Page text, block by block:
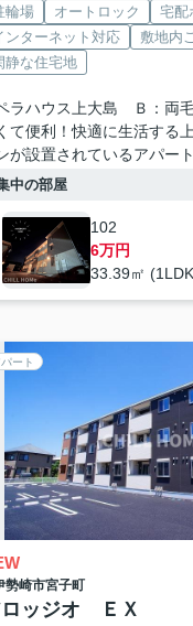
輪場 オートロック
宅配
ンターネット対応
敷地内
静な住宅地
ラハウス上大島 Ｂ：両
て便利！快適に生活する
が設置されているアパー
中の部屋
102
6万円
33.39㎡
ート
勢崎市宮子町
ッジオ ＥＸ